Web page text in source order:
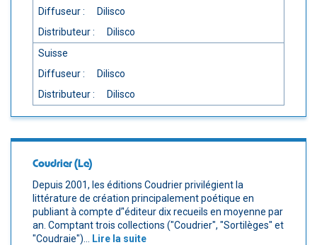
Diffuseur :
Dilisco
Distributeur :
Dilisco
Suisse
Diffuseur :
Dilisco
Distributeur :
Dilisco
Coudrier (Le)
Depuis 2001, les éditions Coudrier privilégient la
littérature de création principalement poétique en
publiant à compte d’'éditeur dix recueils en moyenne par
an. Comptant trois collections ("Coudrier", "Sortilèges" et
"Coudraie")... Lire la suite